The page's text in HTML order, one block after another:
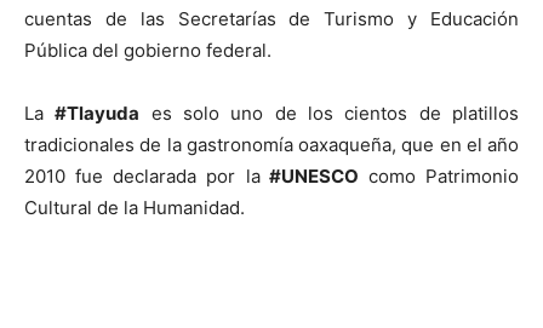
cuentas de las Secretarías de Turismo y Educación
Pública del gobierno federal.
La#Tlayuda es solo uno de los cientos de platillos
tradicionales de la gastronomía oaxaqueña, que en el año
2010 fue declarada por la#UNESCO como Patrimonio
Cultural de la Humanidad.